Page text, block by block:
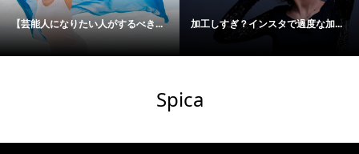
【芸能人になりたい人がするべき... 加工しすぎ？インスタで過度な加...
Spica